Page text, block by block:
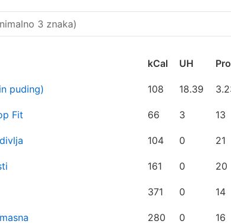
kCal UH
puding) 108 18.39
Fit 66 3 13
104 0 21
161 0 20
371 0 14
280 0 16